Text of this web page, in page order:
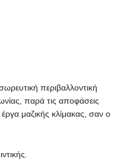
περιβαλλοντική
παρά τις αποφάσεις
μαζικής κλίμακας, σαν ο